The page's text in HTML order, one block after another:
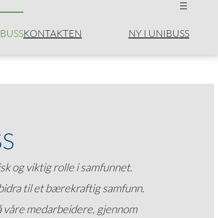
KONTAKTEN NY I UNIBUSS
og viktig rolle i samfunnet.
til et bærekraftig samfunn.
medarbeidere, gjennom